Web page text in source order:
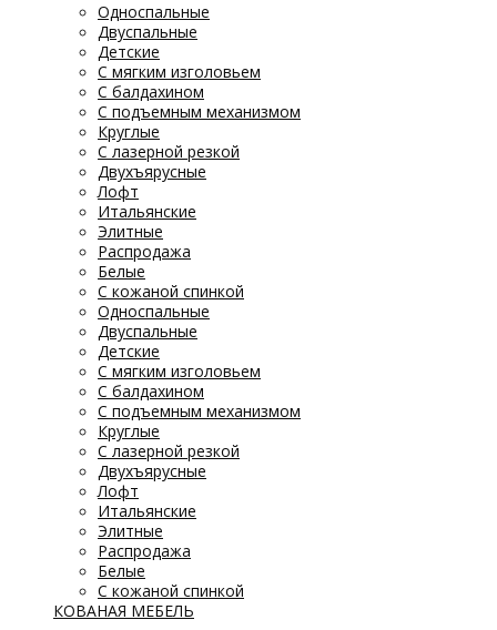
Односпальные
Двуспальные
Детские
С мягким изголовьем
С балдахином
С подъемным механизмом
Круглые
С лазерной резкой
Двухъярусные
Лофт
Итальянские
Элитные
Распродажа
Белые
С кожаной спинкой
Односпальные
Двуспальные
Детские
С мягким изголовьем
С балдахином
С подъемным механизмом
Круглые
С лазерной резкой
Двухъярусные
Лофт
Итальянские
Элитные
Распродажа
Белые
С кожаной спинкой
КОВАНАЯ МЕБЕЛЬ